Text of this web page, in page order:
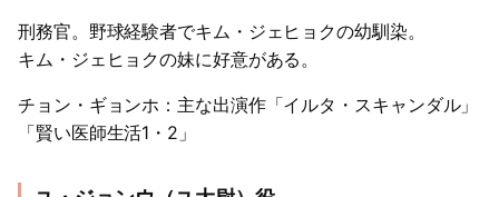
刑務官。野球経験者でキム・ジェヒョクの幼馴染。
キム・ジェヒョクの妹に好意がある。
チョン・ギョンホ：主な出演作「イルタ・スキャンダル」
「賢い医師生活1・2」